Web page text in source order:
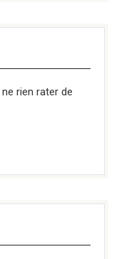
rien rater de